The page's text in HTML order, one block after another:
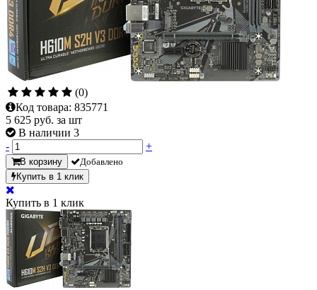
(0)
Код товара: 835771
5 625 руб. за шт
В наличии 3
-
+
В корзину
Добавлено
Купить в 1 клик
Купить в 1 клик